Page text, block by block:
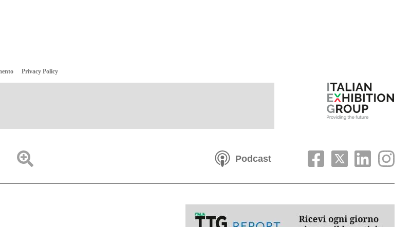
Privacy Policy
Podcast